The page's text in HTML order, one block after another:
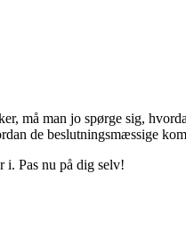
må man jo spørge sig,
de beslutningsmæssige
i. Pas nu på dig selv!